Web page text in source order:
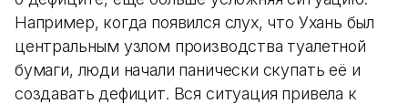
Например, когда появился слух, что Ухань был
центральным узлом производства туалетной
бумаги, люди начали панически скупать её и
создавать дефицит. Вся ситуация привела к